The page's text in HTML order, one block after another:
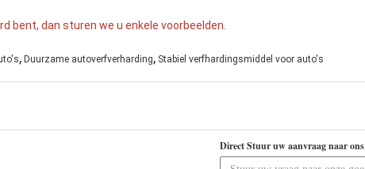
bent, dan sturen we u enkele voorbeelden.
, Duurzame autoverfverharding, Stabiel verfhardingsmiddel voor auto's
Direct Stuur uw aanvraag naar ons